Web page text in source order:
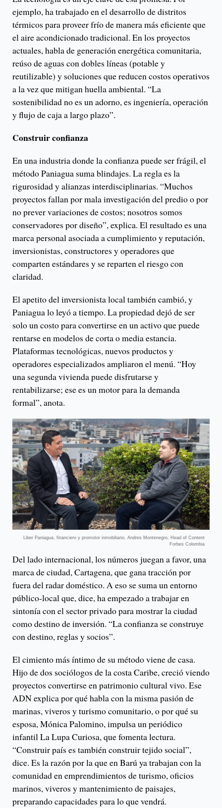
ejemplo, ha trabajado en el desarrollo de distritos
térmicos para proveer frío de manera más eficiente que
el aire acondicionado tradicional. En los proyectos
actuales, habla de generación energética comunitaria,
reúso de aguas con dobles líneas (potable y
reutilizable) y soluciones que reducen costos operativos
a la vez que mitigan huella ambiental. “La
sostenibilidad no es un adorno, es ingeniería, operación
y flujo de caja a largo plazo”.
Construir confianza
En una industria donde la confianza puede ser frágil, el
método Paniagua suma blindajes. La regla es la
rigurosidad y alianzas interdisciplinarias. “Muchos
proyectos fallan por mala investigación del predio o por
no prever variaciones de costos; nosotros somos
conservadores por diseño”, explica. El resultado es una
marca personal asociada a cumplimiento y reputación,
inversionistas, constructores y operadores que
comparten estándares y se reparten el riesgo con
claridad.
El apetito del inversionista local también cambió, y
Paniagua lo leyó a tiempo. La propiedad dejó de ser
solo un costo para convertirse en un activo que puede
rentarse en modelos de corta o media estancia.
Plataformas tecnológicas, nuevos productos y
operadores especializados ampliaron el menú. “Hoy
una segunda vivienda puede disfrutarse y
rentabilizarse; ese es un motor para la demanda
formal”, anota.
Liber Paniagua, financiero y promotor inmobiliario, Andres Montenegro, Head of Content
Forbes Colombia
Del lado internacional, los números juegan a favor, una
marca de ciudad, Cartagena, que gana tracción por
fuera del radar doméstico. A eso se suma un entorno
público-local que, dice, ha empezado a trabajar en
sintonía con el sector privado para mostrar la ciudad
como destino de inversión. “La confianza se construye
con destino, reglas y socios”.
El cimiento más íntimo de su método viene de casa.
Hijo de dos sociólogos de la costa Caribe, creció viendo
proyectos convertirse en patrimonio cultural vivo. Ese
ADN explica por qué habla con la misma pasión de
marinas, viveros y turismo comunitario, o por qué su
esposa, Mónica Palomino, impulsa un periódico
infantil La Lupa Curiosa, que fomenta lectura.
“Construir país es también construir tejido social”,
dice. Es la razón por la que en Barú ya trabajan con la
comunidad en emprendimientos de turismo, oficios
marinos, viveros y mantenimiento de paisajes,
preparando capacidades para lo que vendrá.